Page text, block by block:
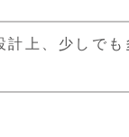
計上、少しで